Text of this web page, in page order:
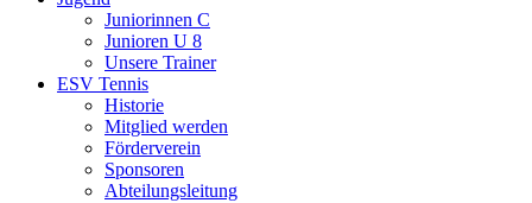
Juniorinnen C
Junioren U 8
Unsere Trainer
ESV Tennis
Historie
Mitglied werden
Förderverein
Sponsoren
Abteilungsleitung